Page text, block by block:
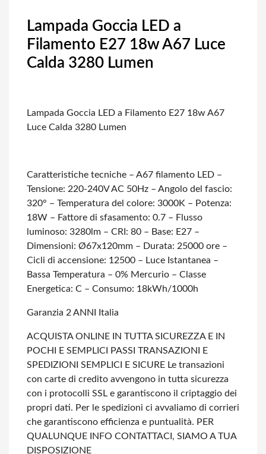
Lampada Goccia LED a
Filamento E27 18w A67 Luce
Calda 3280 Lumen
Lampada Goccia LED a Filamento E27 18w A67
Luce Calda 3280 Lumen
Caratteristiche tecniche – A67 filamento LED –
Tensione: 220-240V AC 50Hz – Angolo del fascio:
320° – Temperatura del colore: 3000K – Potenza:
18W – Fattore di sfasamento: 0.7 – Flusso
luminoso: 3280lm – CRI: 80 – Base: E27 –
Dimensioni: Ø67x120mm – Durata: 25000 ore –
Cicli di accensione: 12500 – Luce Istantanea –
Bassa Temperatura – 0% Mercurio – Classe
Energetica: C – Consumo: 18kWh/1000h
Garanzia 2 ANNI Italia
ACQUISTA ONLINE IN TUTTA SICUREZZA E IN
POCHI E SEMPLICI PASSI TRANSAZIONI E
SPEDIZIONI SEMPLICI E SICURE Le transazioni
con carte di credito avvengono in tutta sicurezza
con i protocolli SSL e garantiscono il criptaggio dei
propri dati. Per le spedizioni ci avvaliamo di corrieri
che garantiscono efficienza e puntualità. PER
QUALUNQUE INFO CONTATTACI, SIAMO A TUA
DISPOSIZIONE